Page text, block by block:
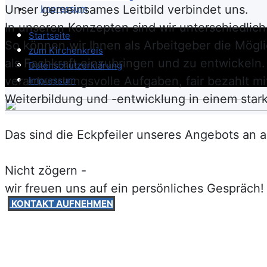
Impressum
Startseite
zum Kirchenkreis
Datenschutzerklärung
Impressum
Unser gemeinsames Leitbild verbindet uns.
In unseren Konzepten sind wir
So können wir Ihnen als Arbeitgeber die
als Fachkraft einzubringen und zu
verantwortungsvolle Aufgaben, fair bezahlt
Weiterbildung und -entwicklung in einem
Das sind die Eckpfeiler unseres Angebots an
Nicht zögern -
wir freuen uns auf ein persönliches Gespräch!
KONTAKT AUFNEHMEN